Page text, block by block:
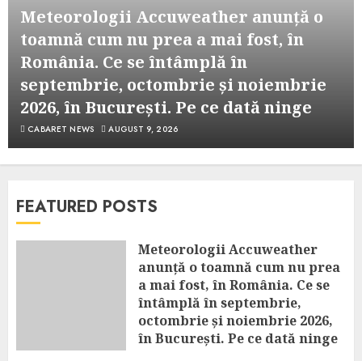
Meteorologii Accuweather anunță o
toamnă cum nu prea a mai fost, în
România. Ce se întâmplă în
septembrie, octombrie și noiembrie
2026, în București. Pe ce dată ninge
CABARET NEWS AUGUST 9, 2026
FEATURED POSTS
Meteorologii Accuweather
anunță o toamnă cum nu prea
a mai fost, în România. Ce se
întâmplă în septembrie,
octombrie și noiembrie 2026,
în București. Pe ce dată ninge